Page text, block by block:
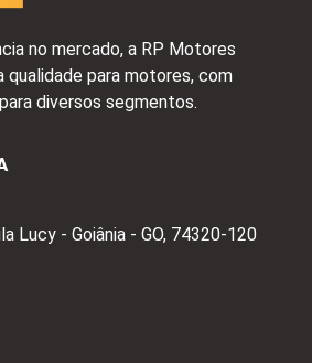
no mercado, a RP Motores
para motores, com
diversos segmentos.
Lucy - Goiânia - GO, 74320-120